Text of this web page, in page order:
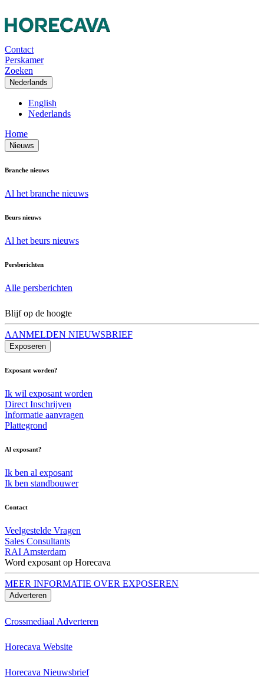
Contact
Perskamer
Zoeken
Nederlands
English
Nederlands
Home
Nieuws
Branche nieuws
Al het branche nieuws
Beurs nieuws
Al het beurs nieuws
Persberichten
Alle persberichten
Blijf op de hoogte
AANMELDEN NIEUWSBRIEF
Exposeren
Exposant worden?
Ik wil exposant worden
Direct Inschrijven
Informatie aanvragen
Plattegrond
Al exposant?
Ik ben al exposant
Ik ben standbouwer
Contact
Veelgestelde Vragen
Sales Consultants
RAI Amsterdam
Word exposant op Horecava
MEER INFORMATIE OVER EXPOSEREN
Adverteren
Crossmediaal Adverteren
Horecava Website
Horecava Nieuwsbrief